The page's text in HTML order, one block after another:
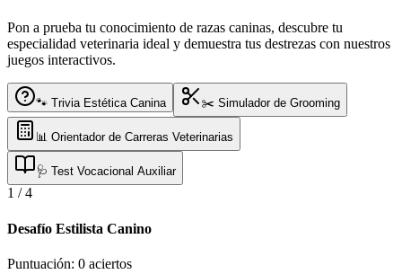
Pon a prueba tu conocimiento de razas caninas, descubre tu
especialidad veterinaria ideal y demuestra tus destrezas con nuestros
juegos interactivos.
🐾 Trivia Estética Canina ✂️ Simulador de Grooming
📊 Orientador de Carreras Veterinarias
🩺 Test Vocacional Auxiliar
1 /4
Desafío Estilista Canino
Puntuación: 0 aciertos